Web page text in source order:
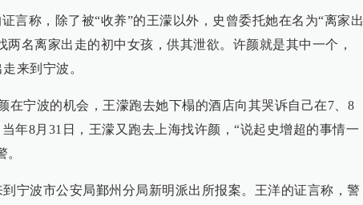
言称，除了被“收养”的王濛以外，史曾委托她在名为“离家出
两名离家出走的初中女孩，供其泄欲。许颜就是其中一个，
来到宁波。
在宁波的机会，王濛跑去她下榻的酒店向其哭诉自己在7、8
年8月31日，王濛又跑去上海找许颜，“说起史增超的事情一
到宁波市公安局鄞州分局新明派出所报案。王洋的证言称，警